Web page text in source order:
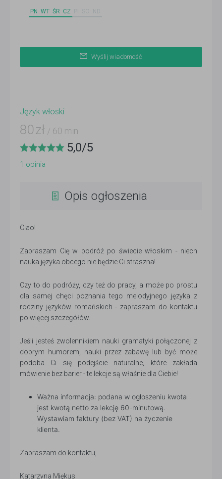
PN WT ŚR CZ
Wyślij wiadomość
Język włoski
80 zł / 60 min
5,0/5
1 opinia
Opis ogłoszenia
Ciao!
Zapraszam Cię w podróż po świecie włoskim - niech
nauka języka obcego nie będzie Ci straszna!
Czy to do podróży, czy też do pracy, a może po prostu
dla samej chęci poznania tego melodyjnego języka z
rodziny języków romańskich - zapraszam do kontaktu
po więcej szczegółów.
Jeśli jesteś zwolennikiem nauki gramatyki połączonej z
dobrym humorem, nauki przez zabawę lub być może
podoba Ci się podejście naturalne, które zakłada
mówienie bez barier - te lekcje są właśnie dla Ciebie!
Ważna informacja: podana w ogłoszeniu kwota
jest kwotą netto za lekcję 60-minutową.
Wystawiam faktury (bez VAT) na życzenie
klienta.
Zapraszam do kontaktu,
Katarzyna Miękus